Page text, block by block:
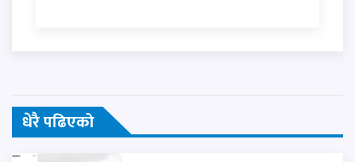
धेरै पढिएको